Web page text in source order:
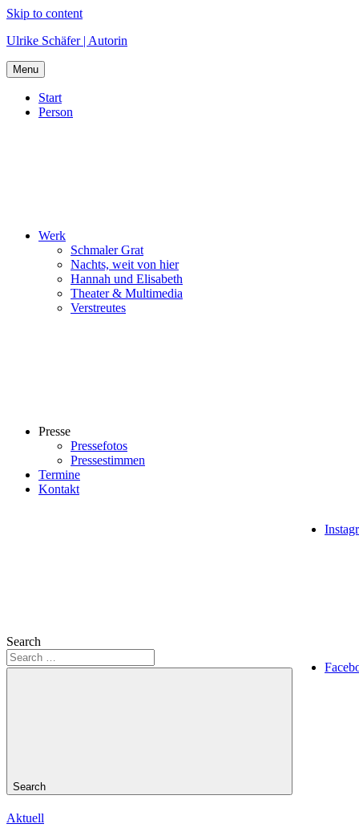
Skip to content
Ulrike Schäfer | Autorin
Menu
Start
Person
Werk
Schmaler Grat
Nachts, weit von hier
Hannah und Elisabeth
Theater & Multimedia
Verstreutes
Presse
Pressefotos
Pressestimmen
Termine
Kontakt
Search
Search
Aktuell